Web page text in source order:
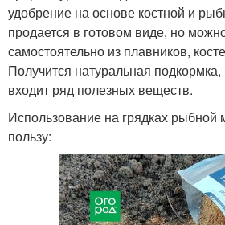
удобрение на основе костной и
продается в готовом виде, но
самостоятельно из плавников,
Получится натуральная подкормка,
входит ряд полезных веществ.
Использование на грядках рыбной
пользу: